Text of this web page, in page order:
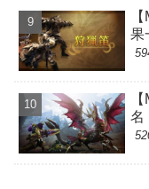
果
名